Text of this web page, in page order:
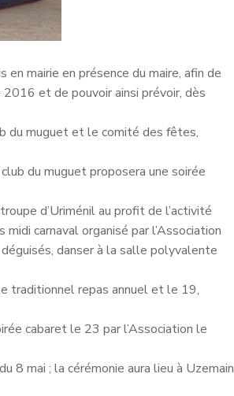
mairie en présence du maire, afin de
et de pouvoir ainsi prévoir, dès
du muguet et le comité des fêtes,
du muguet proposera une soirée
d’Uriménil au profit de l’activité
carnaval organisé par l’Association
danser à la salle polyvalente
traditionnel repas annuel et le 19,
cabaret le 23 par l’Association le
8 mai ; la cérémonie aura lieu à Uzemain